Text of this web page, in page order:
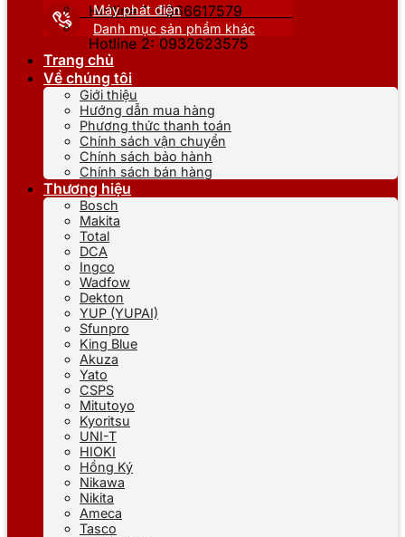
Hotline 1: 0866617579
Hotline 2: 0932623575
Máy phát điện
Danh mục sản phẩm khác
Trang chủ
Về chúng tôi
Giới thiệu
Hướng dẫn mua hàng
Phương thức thanh toán
Chính sách vận chuyển
Chính sách bảo hành
Chính sách bán hàng
Thương hiệu
Bosch
Makita
Total
DCA
Ingco
Wadfow
Dekton
YUP (YUPAI)
Sfunpro
King Blue
Akuza
Yato
CSPS
Mitutoyo
Kyoritsu
UNI-T
HIOKI
Hồng Ký
Nikawa
Nikita
Ameca
Tasco